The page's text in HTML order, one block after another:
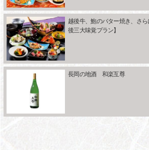
越後牛、鮑のバター焼き、さ
後三大味覚プラン】
長岡の地酒 和楽互尊